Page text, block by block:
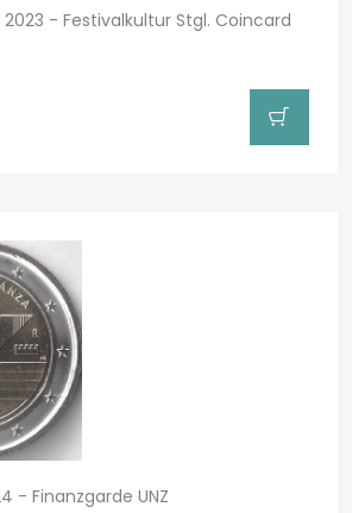
2023 - Festivalkultur Stgl. Coincard
- Finanzgarde UNZ